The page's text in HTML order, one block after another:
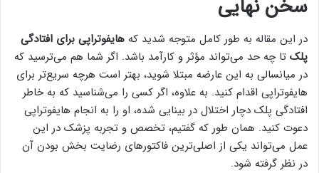
سخن نهایی
در این مقاله به طور کامل متوجه شدید که هایفوتراپی برای افتادگی
پلک تا چه حد می‌تواند مؤثر و کارآمد باشد. اگر شما هم می‌ترسید که
در میانسالی به این عارضه مبتلا شوید، بهتر است هرچه سریع‌تر برای
هایفوتراپی اقدام کنید. به علاوه، اگر کسی را می‌شناسید که به خاطر
افتادگی پلک دچار اختلال در بینایی شده، او را به انجام هایفوتراپی
دعوت کنید. همان طور که گفتیم، تخصص و تجربه پزشک در این
عمل می‌تواند یکی از اصلی‌ترین فاکتور‌های رضایت بخش بودن آن
در نظر گرفته شود.